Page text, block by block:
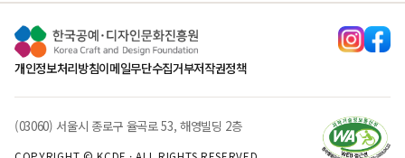
개인정보처리방침이메일무단수집거부저작권정책
(03060) 서울시 종로구 율곡로 53, 해영빌딩 2층